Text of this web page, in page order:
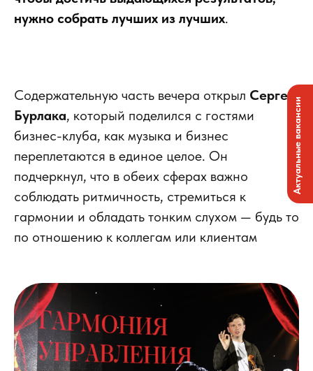
Актуальные вакансии
нужно собрать лучших из лучших.
Содержательную часть вечера открыл Сергей
Бурлака, который поделился с гостями
бизнес-клуба, как музыка и бизнес
переплетаются в единое целое. Он
подчеркнул, что в обеих сферах важно
соблюдать ритмичность, стремиться к
гармонии и обладать тонким слухом — будь то
по отношению к коллегам или клиентам